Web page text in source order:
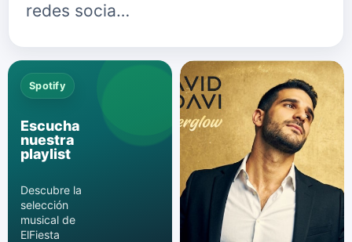
redes socia…
Spotify
Escucha
nuestra
playlist
Descubre la
selección
musical de
ElFiesta